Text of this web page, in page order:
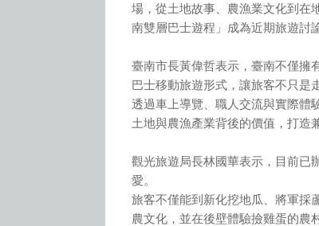
場，從土地故事、農漁業文化到在
南雙層巴士遊程」成為近期旅遊討
臺南市長黃偉哲表示，臺南不僅擁
巴士移動旅遊形式，讓旅客不只是
透過車上導覽、職人交流與實際體
土地與農漁產業背後的價值，打造
觀光旅遊局長林國華表示，目前已
愛。
旅客不僅能到新化挖地瓜、將軍採
農文化，並在後壁體驗撿雞蛋的農